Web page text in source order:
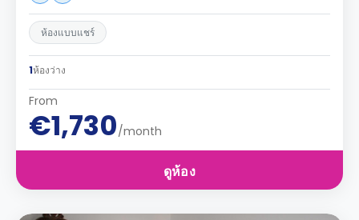
ห้องแบบแชร์
1ห้องว่าง
From
€1,730/month
ดูห้อง